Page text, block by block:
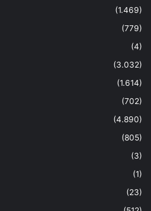
(1.469)
(779)
(4)
(3.032)
(1.614)
(702)
(4.890)
(805)
(3)
(1)
(23)